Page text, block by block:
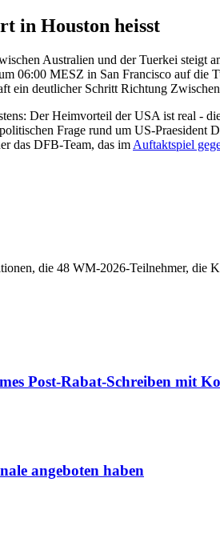
in Houston heisst
Australien und der Tuerkei
06:00 MESZ in San Francisco auf die
ein deutlicher Schritt Richtung
Der Heimvorteil der USA ist real -
Frage rund um US-Praesident
das DFB-Team, das im Auftaktspiel
die 48 WM-2026-Teilnehmer, die
Post-Rabat-Schreiben mit
angeboten haben